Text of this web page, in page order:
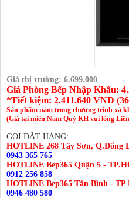
Giá thị trường: 6.699.000
Giá Phòng Bếp Nhập Khẩu:
*Tiết kiệm: 2.411.640 VND (
Sản phẩm nằm trong chương trình xả
(Giá tại miền Nam Quý KH vui lòng
GỌI ĐẶT HÀNG:
HOTLINE 268 Tây Sơn, Q.Đống
0943 365 765
HOTLINE Bep365 Quận 5 -
0912 256 858
HOTLINE Bep365 Tân Bình - TP
0946 480 580